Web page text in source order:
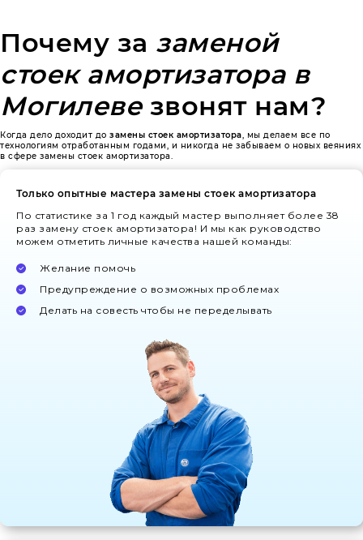
Почему за заменой
стоек амортизатора в
Могилевезвонят нам?
Когда дело доходит до замены стоек амортизатора , мы делаем все по
технологиям отработанным годами, и никогда не забываем о новых веяниях
в сфере замены стоек амортизатора.
Только опытные мастера замены стоек амортизатора
По статистике за 1 год каждый мастер выполняет более 38
раз замену стоек амортизатора! И мы как руководство
можем отметить личные качества нашей команды:
Желание помочь
Предупреждение о возможных проблемах
Делать на совесть чтобы не переделывать